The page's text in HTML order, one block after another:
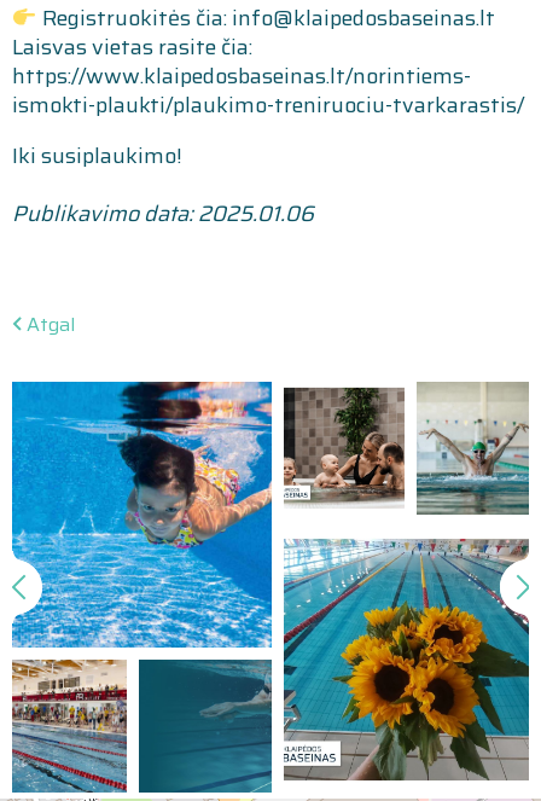
Registruokitės čia: info@klaipedosbaseinas.lt
Laisvas vietas rasite čia:
https://www.klaipedosbaseinas.lt/norintiems-
ismokti-plaukti/plaukimo-treniruociu-tvarkarastis/
Iki susiplaukimo!
Publikavimo data: 2025.01.06
Atgal